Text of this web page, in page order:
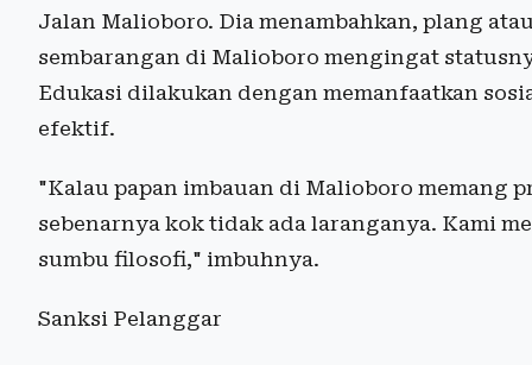
Jalan Malioboro. Dia menambahkan, plang
sembarangan di Malioboro mengingat
Edukasi dilakukan dengan memanfaatkan
efektif.
"Kalau papan imbauan di Malioboro memang
sebenarnya kok tidak ada laranganya. Kami
sumbu filosofi," imbuhnya.
Sanksi Pelanggar